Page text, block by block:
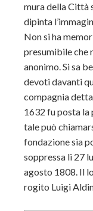
mura della Città
dipinta
Non si ha
presumibile che
anonimo. Si sa
devoti davanti
compagnia
1632 fu posta la
tale può
fondazione sia
soppressa li 27
agosto 1808. Il
rogito Luigi